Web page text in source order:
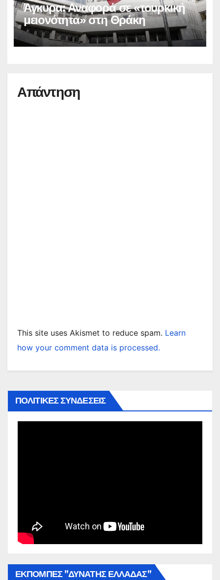
Άγκυρα: Αναφορά σε «τουρκική
μειονότητα» στη Θράκη
Απάντηση
This site uses Akismet to reduce spam. Learn
how your comment data is processed.
ΠΟΛΙΤΙΚΕΣ ΣΥΝΔΕΣΕΙΣ
ΕΚΠΟΜΠΕΣ ”ΔΥΝΑΤΗΣ ΕΛΛΑΔΑΣ”